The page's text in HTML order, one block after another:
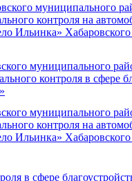
муниципального
контроля на
Ильинка»
муниципального
контроля в сфере
муниципального
контроля на
Ильинка»
в сфере